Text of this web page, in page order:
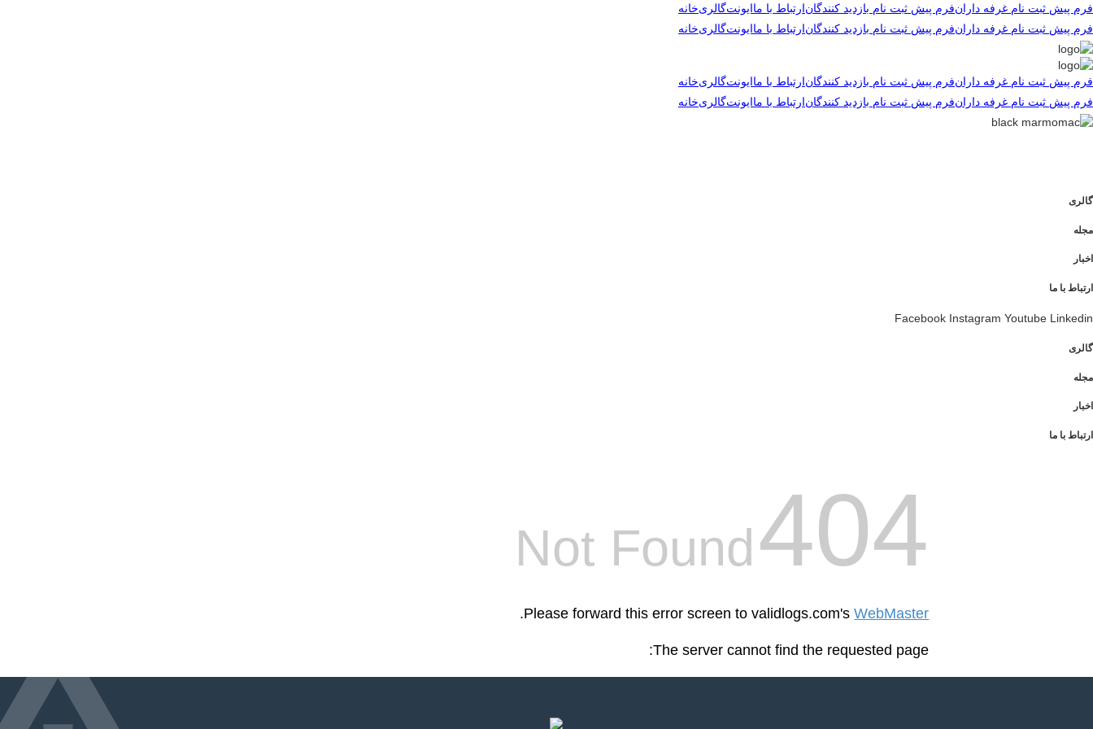
پرش
به
محتوا
خانهگالریایونتارتباط با مافرم پیش ثبت نام بازدید کنندگانفرم پیش ثبت نام غرفه داران
خانهگالریایونتارتباط با مافرم پیش ثبت نام بازدید کنندگانفرم پیش ثبت نام غرفه داران
خانهگالریایونتارتباط با مافرم پیش ثبت نام بازدید کنندگانفرم پیش ثبت نام غرفه داران
خانهگالریایونتارتباط با مافرم پیش ثبت نام بازدید کنندگانفرم پیش ثبت نام غرفه داران
گالری
مجله
اخبار
ارتباط با ما
Facebook Instagram Youtube Linkedin
گالری
مجله
اخبار
ارتباط با ما
404
Not Found
Please forward this error screen to validlogs.com'sWebMaster
.
The server cannot find the requested page: